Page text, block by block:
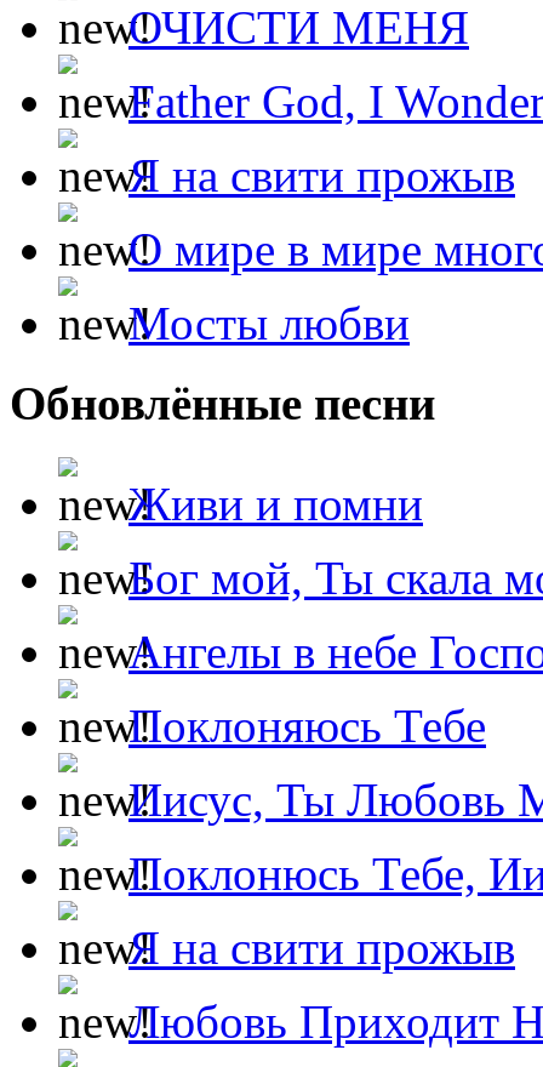
ОЧИСТИ МЕНЯ
Father God, I
Я на свити прожыв
О мире в мире
Мосты любви
Обновлённые песни
Живи и помни
Бог мой, Ты скала
Ангелы в небе
Поклоняюсь Тебе
Иисус, Ты Любовь
Поклонюсь Тебе,
Я на свити прожыв
Любовь Приходит